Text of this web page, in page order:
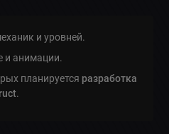
и уровней.
и анимации.
планируется разработка
.